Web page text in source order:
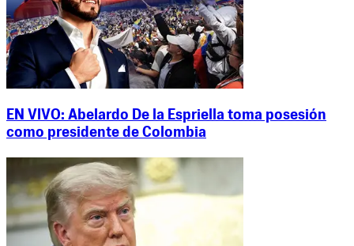
EN VIVO: Abelardo De la Espriella toma posesión
como presidente de Colombia